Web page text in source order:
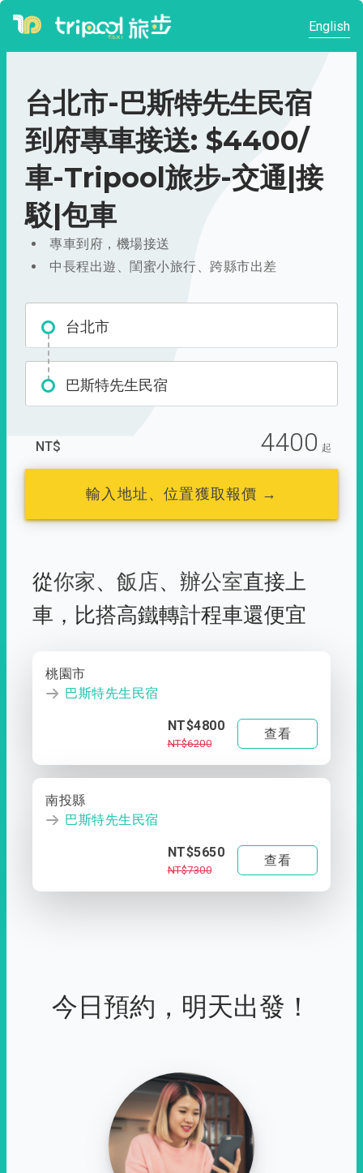
English
台北市-巴斯特先生民宿
到府專車接送: $4400/
車-Tripool旅步-交通|接
駁|包車
專車到府，機場接送
中長程出遊、閨蜜小旅行、跨縣市出差
台北市
巴斯特先生民宿
NT$ 4400 起
輸入地址、位置獲取報價 →
從你家、 飯店、 辦公室直接上
車， 比搭高鐵轉計程車還便宜
桃園市
巴斯特先生民宿
NT$4800
NT$6200
查看
南投縣
巴斯特先生民宿
NT$5650
NT$7300
查看
今日預約，明天出發！